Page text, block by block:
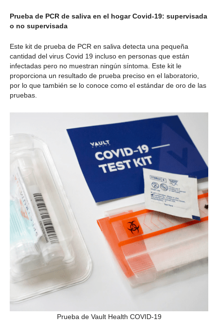
Prueba de PCR de saliva en el hogar Covid-19: supervisada
o no supervisada
Este kit de prueba de PCR en saliva detecta una pequeña
cantidad del virus Covid 19 incluso en personas que están
infectadas pero no muestran ningún síntoma. Este kit le
proporciona un resultado de prueba preciso en el laboratorio,
por lo que también se lo conoce como el estándar de oro de las
pruebas.
Prueba de Vault Health COVID-19